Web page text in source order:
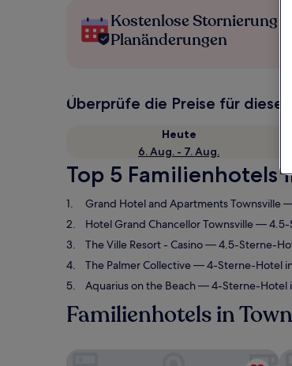
Kostenlose Stornierung bei
Planänderungen
Überprüfe die Preise für diese
Heute
6. Aug. - 7. Aug.
Top 5 Familienhotels
Grand Hotel and Apartments Townsville—
Hotel Grand Chancellor Townsville— 4.5-
The Ville Resort - Casino— 4.5-Sterne-
The Palmer Collective— 4-Sterne-Hotel
Aquarius on the Beach— 4-Sterne-Hotel
Familienhotels in
Grand Hotel and Apartments Townsville